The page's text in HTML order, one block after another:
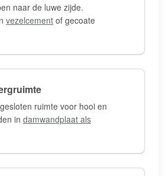
naar de luwe zijde.
vezelcement of gecoate
ruimte voor hooi en
in damwandplaat als